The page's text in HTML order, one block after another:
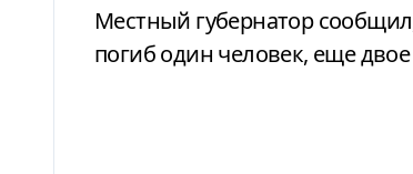
Местный губернатор
погиб один человек, еще